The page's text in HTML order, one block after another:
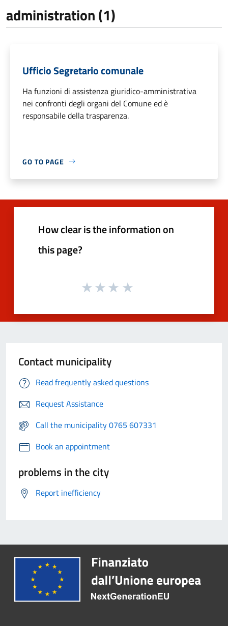
administration (1)
Ufficio Segretario comunale
Ha funzioni di assistenza giuridico-amministrativa
nei confronti degli organi del Comune ed è
responsabile della trasparenza.
GO TO PAGE
How clear is the information on
this page?
Contact municipality
Read frequently asked questions
Request Assistance
Call the municipality 0765 607331
Book an appointment
problems in the city
Report inefficiency